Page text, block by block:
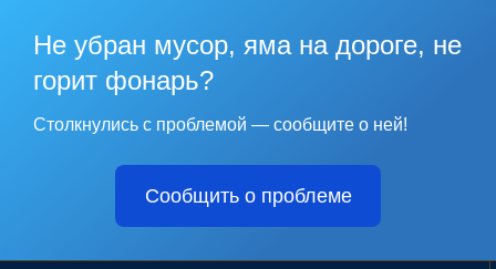
Не убран мусор, яма на дороге, не
горит фонарь?
Столкнулись с проблемой — сообщите о ней!
Сообщить о проблеме